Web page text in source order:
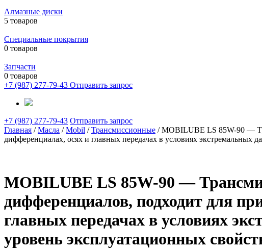
Алмазные диски
5 товаров
Специальные покрытия
0 товаров
Запчасти
0 товаров
+7 (987) 277-79-43 Отправить запрос
+7 (987) 277-79-43 Отправить запрос
Главная /Масла /Mobil /Трансмиссионные / MOBILUBE LS 85W-90 —
дифференциалах, осях и главных передачах в условиях экстремальных
MOBILUBE LS 85W-90 —
дифференциалов, подходит для
главных передачах в условиях
уровень эксплуатационных